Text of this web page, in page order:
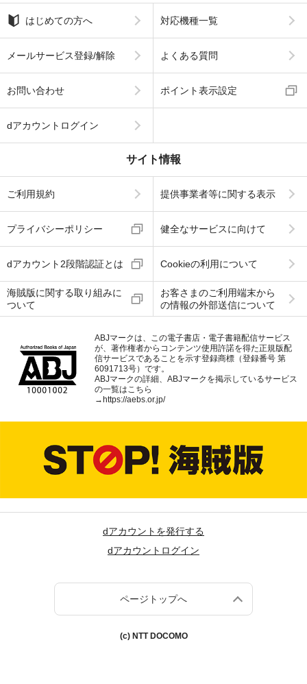
はじめての方へ 対応機種一覧
メールサービス登録/解除 よくある質問
お問い合わせ ポイント表示設定
dアカウントログイン
サイト情報
ご利用規約 提供事業者等に関する表示
プライバシーポリシー 健全なサービスに向けて
dアカウント2段階認証とは Cookieの利用について
海賊版に関する取り組みに
ついて
お客さまのご利用端末から
の情報の外部送信について
ABJマークは、この電子書店・電子書籍配信サービス
が、著作権者からコンテンツ使用許諾を得た正規版配
信サービスであることを示す登録商標（登録番号 第
6091713号）です。
ABJマークの詳細、ABJマークを掲示しているサービス
の一覧はこちら
→ https://aebs.or.jp/
dアカウントを発行する
dアカウントログイン
ページトップへ
(c) NTT DOCOMO